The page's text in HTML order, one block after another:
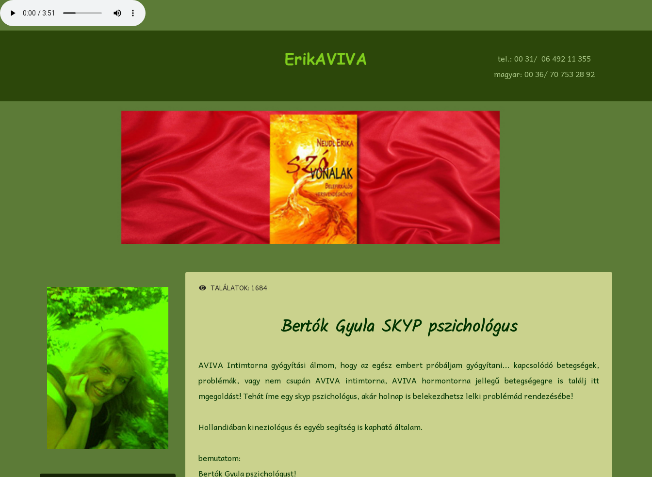
tel.: 00 31/ 06 492 11 355
magyar: 00 36/ 70 753 28 92
TALÁLATOK: 1684
Bertók Gyula SKYP pszichológus
AVIVA Intimtorna gyógyítási álmom, hogy az egész embert próbáljam gyógyítani... kapcsolódó betegségek,
problémák, vagy nem csupán AVIVA intimtorna, AVIVA hormontorna jellegű betegségegre is találj itt
mgegoldást! Tehát íme egy skyp pszichológus, akár holnap is belekezdhetsz lelki problémád rendezésébe!
Hollandiában kineziológus és egyéb segítség is kapható általam.
bemutatom:
Bertók Gyula pszichológust!